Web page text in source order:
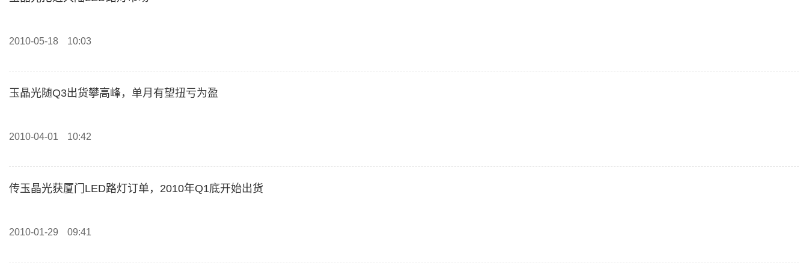
2010-05-18 10:03
玉晶光随Q3出货攀高峰，单月有望扭亏为盈
2010-04-01 10:42
传玉晶光获厦门LED路灯订单，2010年Q1底开始出货
2010-01-29 09:41